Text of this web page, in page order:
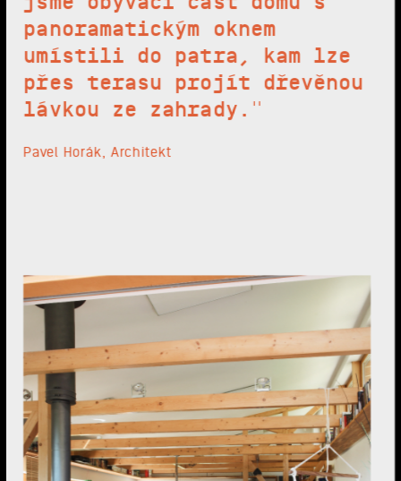
panoramatickým oknem
umístili do patra, kam lze
přes terasu projít dřevěnou
lávkou ze zahrady."
Pavel Horák, Architekt